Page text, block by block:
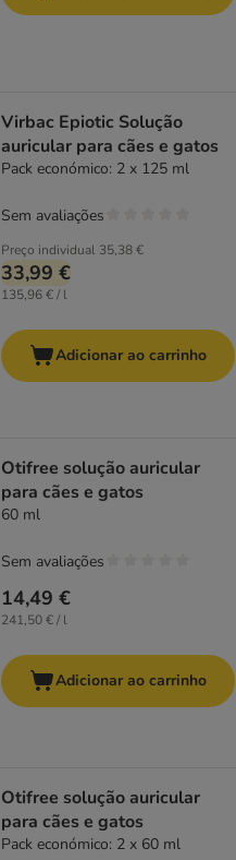
Virbac Epiotic Solução
auricular para cães e gatos
Pack económico: 2 x 125 ml
Preço individual 35,38 €
33,99 €
135,96 € / l
Sem avaliações
Adicionar ao carrinho
Otifree solução auricular
para cães e gatos
60 ml
14,49 €
241,50 € / l
Sem avaliações
Adicionar ao carrinho
Otifree solução auricular
para cães e gatos
Pack económico: 2 x 60 ml